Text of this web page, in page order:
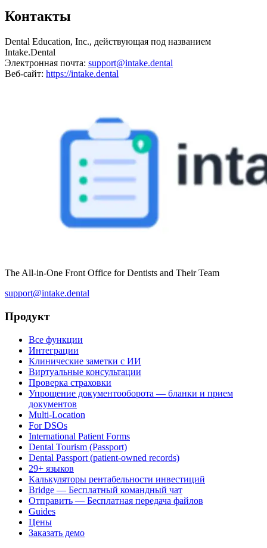
Контакты
Dental Education, Inc., действующая под названием
Intake.Dental
Электронная почта: support@intake.dental
Веб-сайт: https://intake.dental
The All-in-One Front Office for Dentists and Their Team
support@intake.dental
Продукт
Все функции
Интеграции
Клинические заметки с ИИ
Виртуальные консультации
Проверка страховки
Упрощение документооборота — бланки и прием
документов
Multi-Location
For DSOs
International Patient Forms
Dental Tourism (Passport)
Dental Passport (patient-owned records)
29+ языков
Калькуляторы рентабельности инвестиций
Bridge — Бесплатный командный чат
Отправить — Бесплатная передача файлов
Guides
Цены
Заказать демо